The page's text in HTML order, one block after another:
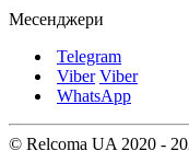
Месенджери
Telegram
Viber Viber
WhatsApp
© Relcoma UA 2020 -